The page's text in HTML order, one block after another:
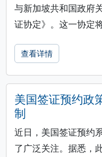
与新加坡共和国政府
证协定》。这一协定
查看详情
美国签证预约政
制
近日，美国签证预约
了广泛关注。据悉，